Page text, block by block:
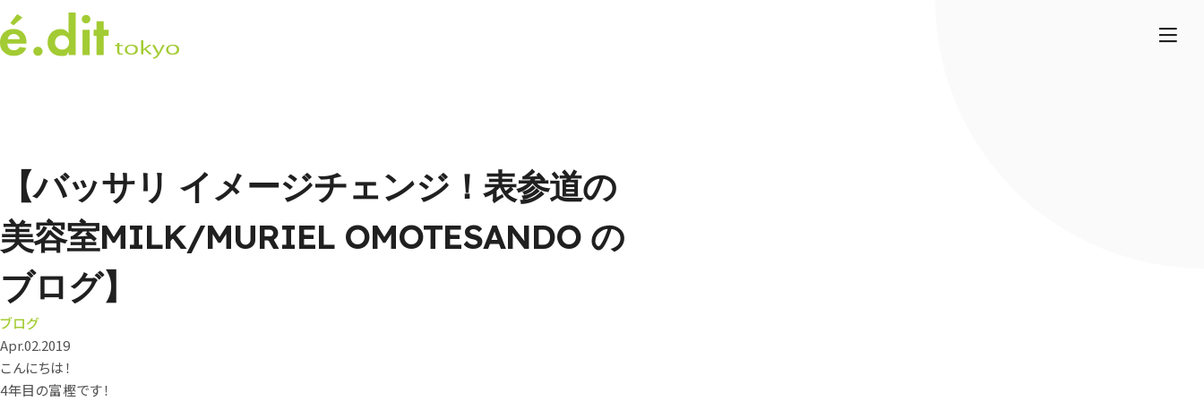
【バッサリ イメージチェンジ！表参道の
美容室MILK/MURIEL OMOTESANDO の
ブログ】
ブログ
Apr.02.2019
こんにちは！
4年目の富樫です！